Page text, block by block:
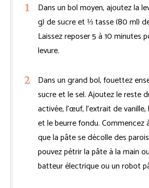
Dans un bol moyen, ajoutez la
g) de sucre et ⅓ tasse (80 ml)
Laissez reposer 5 à 10 minutes
levure.
Dans un grand bol, fouettez
sucre et le sel. Ajoutez le reste
activée, l’œuf, l’extrait de
et le beurre fondu. Commencez
que la pâte se décolle des
pouvez pétrir la pâte à la main
batteur électrique ou un robot